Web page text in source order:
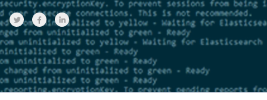
Share on Twitter
Share on Facebook
Share on LinkedInr